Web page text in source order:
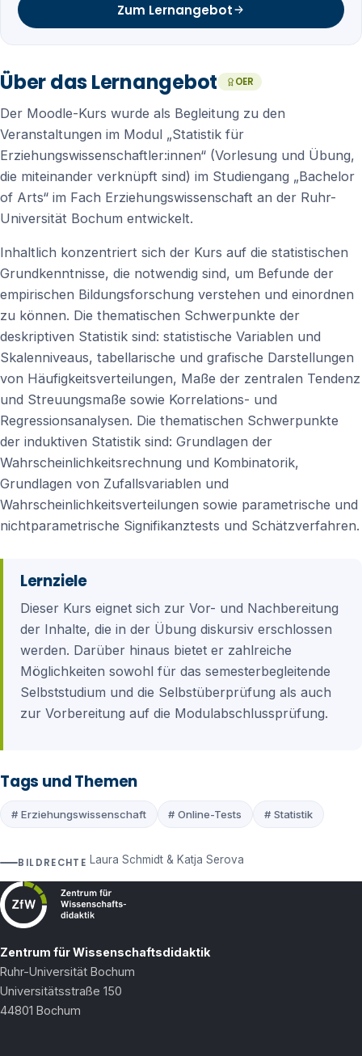
Über das Lernangebot OER
Der Moodle-Kurs wurde als Begleitung zu den
Veranstaltungen im Modul „Statistik für
Erziehungswissenschaftler:innen“ (Vorlesung und Übung,
die miteinander verknüpft sind) im Studiengang „Bachelor
of Arts“ im Fach Erziehungswissenschaft an der Ruhr-
Universität Bochum entwickelt.
Inhaltlich konzentriert sich der Kurs auf die statistischen
Grundkenntnisse, die notwendig sind, um Befunde der
empirischen Bildungsforschung verstehen und einordnen
zu können. Die thematischen Schwerpunkte der
deskriptiven Statistik sind: statistische Variablen und
Skalenniveaus, tabellarische und grafische Darstellungen
von Häufigkeitsverteilungen, Maße der zentralen Tendenz
und Streuungsmaße sowie Korrelations- und
Regressionsanalysen. Die thematischen Schwerpunkte
der induktiven Statistik sind: Grundlagen der
Wahrscheinlichkeitsrechnung und Kombinatorik,
Grundlagen von Zufallsvariablen und
Wahrscheinlichkeitsverteilungen sowie parametrische und
nichtparametrische Signifikanztests und Schätzverfahren.
Lernziele
Dieser Kurs eignet sich zur Vor- und Nachbereitung
der Inhalte, die in der Übung diskursiv erschlossen
werden. Darüber hinaus bietet er zahlreiche
Möglichkeiten sowohl für das semesterbegleitende
Selbststudium und die Selbstüberprüfung als auch
zur Vorbereitung auf die Modulabschlussprüfung.
Tags und Themen
# Erziehungswissenschaft # Online-Tests # Statistik
BILDRECHTE Laura Schmidt & Katja Serova
Zum Lernangebot
Zentrum für Wissenschaftsdidaktik
Ruhr-Universität Bochum
Universitätsstraße 150
44801 Bochum